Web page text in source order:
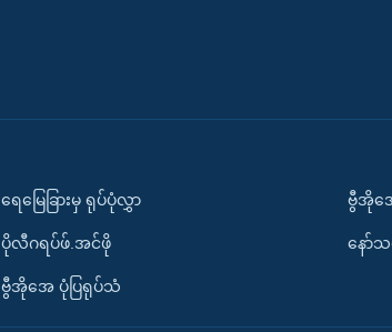
ရေမြေခြားမှ ရုပ်ပုံလွှာ
ပိုလီဂရပ်ဖ်.အင်ဖို
ဗွီအိုအေ ပုံပြရုပ်သံ
ဗွီအိုအ
နော်သ